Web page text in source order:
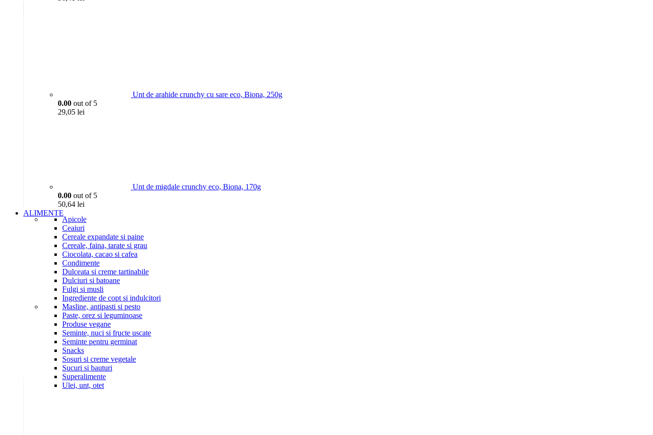
Unt de arahide crunchy cu sare eco, Biona, 250g
0.00 out of 5
29,05 lei
Unt de migdale crunchy eco, Biona, 170g
0.00 out of 5
50,64 lei
ALIMENTE
Apicole
Ceaiuri
Cereale expandate si paine
Cereale, faina, tarate si grau
Ciocolata, cacao si cafea
Condimente
Dulceata si creme tartinabile
Dulciuri si batoane
Fulgi si musli
Ingrediente de copt si indulcitori
Masline, antipasti si pesto
Paste, orez si leguminoase
Produse vegane
Seminte, nuci si fructe uscate
Seminte pentru germinat
Snacks
Sosuri si creme vegetale
Sucuri si bauturi
Superalimente
Ulei, unt, otet